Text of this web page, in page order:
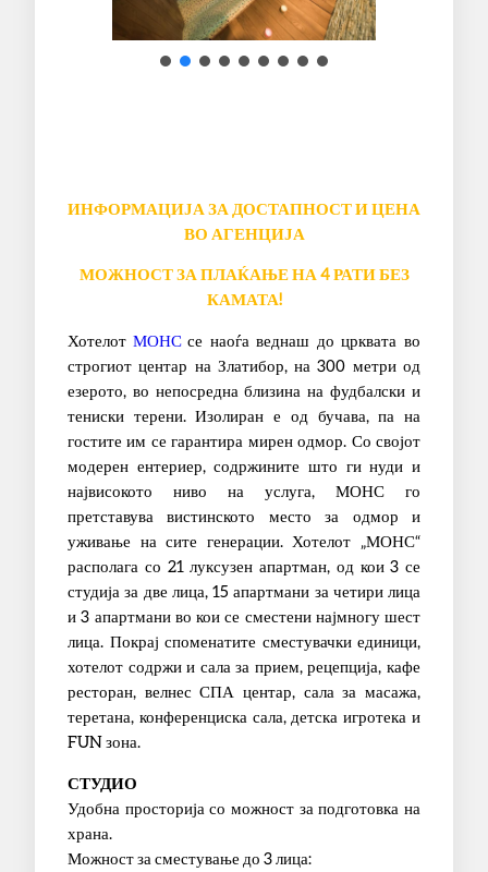
ИНФОРМАЦИЈА ЗА ДОСТАПНОСТ И ЦЕНА
ВО АГЕНЦИЈА
МОЖНОСТ ЗА ПЛАЌАЊЕ НА 4 РАТИ БЕЗ
КАМАТА!
Хотелот МОНСсе наоѓа веднаш до црквата во
строгиот центар на Златибор, на 300 метри од
езерото, во непосредна близина на фудбалски и
тениски терени. Изолиран е од бучава, па на
гостите им се гарантира мирен одмор. Со својот
модерен ентериер, содржините што ги нуди и
највисокото ниво на услуга, МОНС го
претставува вистинското место за одмор и
уживање на сите генерации. Хотелот „МОНС“
располага со 21 луксузен апартман, од кои 3 се
студија за две лица, 15 апартмани за четири лица
и 3 апартмани во кои се сместени најмногу шест
лица. Покрај споменатите сместувачки единици,
хотелот содржи и сала за прием, рецепција, кафе
ресторан, велнес СПА центар, сала за масажа,
теретана, конференциска сала, детска игротека и
FUN зона.
СТУДИО
Удобна просторија со можност за подготовка на
храна.
Можност за сместување до 3 лица: